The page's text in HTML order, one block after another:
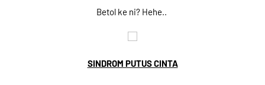
Betol ke ni? Hehe..
SINDROM PUTUS CINTA